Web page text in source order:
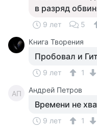
в разряд
9 лет 5
Книга Творения
Пробовал и
9 лет 1
АП Андрей Петров
Времени не
9 лет
1